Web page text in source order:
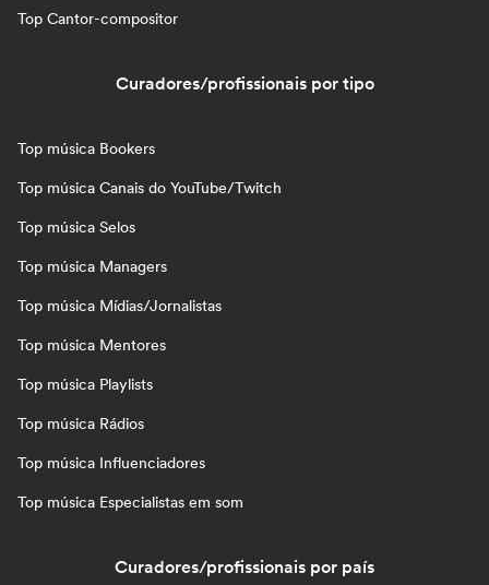
Top Cantor-compositor
Curadores/profissionais por tipo
Top música Bookers
Top música Canais do YouTube/Twitch
Top música Selos
Top música Managers
Top música Mídias/Jornalistas
Top música Mentores
Top música Playlists
Top música Rádios
Top música Influenciadores
Top música Especialistas em som
Curadores/profissionais por país